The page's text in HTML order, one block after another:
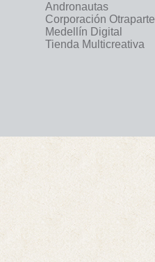
Andronautas
Corporación Otraparte
Medellín Digital
Tienda Multicreativa